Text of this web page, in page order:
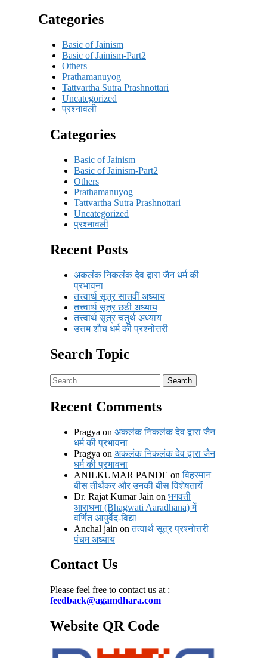
Categories
Basic of Jainism
Basic of Jainism-Part2
Others
Prathamanuyog
Tattvartha Sutra Prashnottari
Uncategorized
प्रश्नावली
Categories
Basic of Jainism
Basic of Jainism-Part2
Others
Prathamanuyog
Tattvartha Sutra Prashnottari
Uncategorized
प्रश्नावली
Recent Posts
अकलंक निकलंक देव द्वारा जैन धर्म की
प्रभावना
तत्त्वार्थ सूत्र सातवीं अध्याय
तत्त्वार्थ सूत्र छठी अध्याय
तत्त्वार्थ सूत्र चतुर्थ अध्याय
उत्तम शौच धर्म की प्रश्नोत्तरी
Search Topic
Search
for:
Recent Comments
Pragya on अकलंक निकलंक देव द्वारा जैन
धर्म की प्रभावना
Pragya on अकलंक निकलंक देव द्वारा जैन
धर्म की प्रभावना
ANILKUMAR PANDE onविहरमान
बीस तीर्थंकर और उनकी बीस विशेषतायें
Dr. Rajat Kumar Jain on भगवती
आराधना (Bhagwati Aaradhana) में
वर्णित आयुर्वेद-विद्या
Anchal jain onतत्वार्थ सूत्र प्रश्नोत्तरी–
पंचम अध्याय
Contact Us
Please feel free to contact us at :
feedback@agamdhara.com
Website QR Code